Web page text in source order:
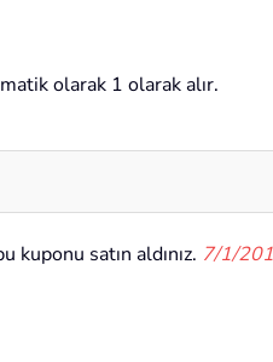
olarak 1 olarak alır.
kuponu satın aldınız. 7/1/